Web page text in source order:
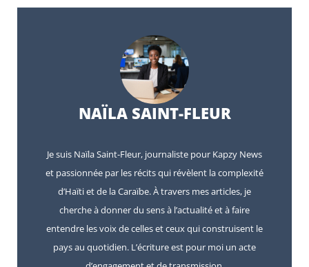
NAÏLA SAINT-FLEUR
Je suis Naïla Saint-Fleur, journaliste pour Kapzy News
et passionnée par les récits qui révèlent la complexité
d’Haïti et de la Caraïbe. À travers mes articles, je
cherche à donner du sens à l’actualité et à faire
entendre les voix de celles et ceux qui construisent le
pays au quotidien. L’écriture est pour moi un acte